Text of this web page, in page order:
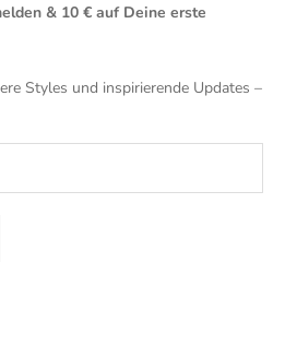
& 10 € auf Deine erste
Styles und inspirierende Updates –